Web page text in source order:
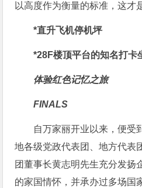
以高度作为衡量的标准，这才
*直升飞机停机坪
*28F楼顶平台的知名打卡
体验红色记忆之旅
FINALS
自万家丽开业以来，便受
地各级党政代表团、地方代表
团董事长黄志明先生充分发扬
的家国情怀，并承办过多场国